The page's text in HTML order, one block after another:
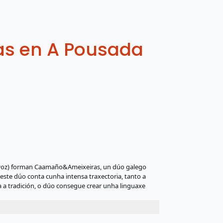
en A Pousada
forman Caamaño&Ameixeiras, un dúo galego
dúo conta cunha intensa traxectoria, tanto a
tradición, o dúo consegue crear unha linguaxe